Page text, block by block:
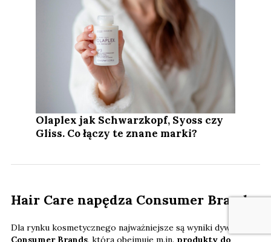
Olaplex jak Schwarzkopf, Syoss czy
Gliss. Co łączy te znane marki?
Hair Care napędza Consumer Brands
Dla rynku kosmetycznego najważniejsze są wyniki dywizji
Consumer Brands, która obejmuje m.in. produkty do